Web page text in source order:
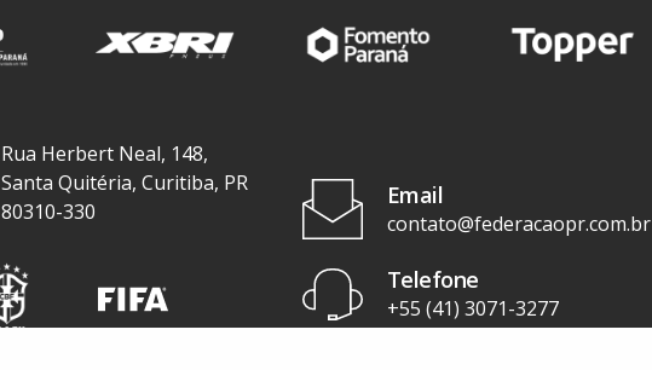
Rua Herbert Neal, 148,
Santa Quitéria, Curitiba, PR
80310-330
Email
contato@federacaopr.com.br
Telefone
+55 (41) 3071-3277